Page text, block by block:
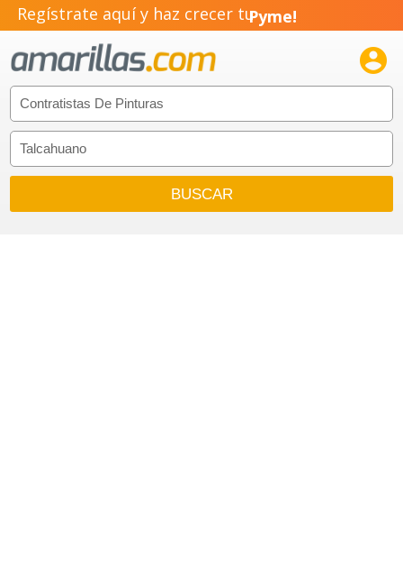
Regístrate aquí y haz crecer tuPyme!
Emprendimiento!
